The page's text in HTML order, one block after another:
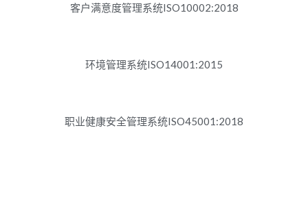
客户满意度管理系统ISO10002:2018
环境管理系统ISO14001:2015
职业健康安全管理系统ISO45001:2018